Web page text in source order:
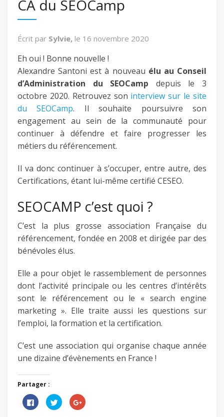
fb
twitter
keeg
CA du SEOCamp
Écrit par Sylvie, le 16 novembre 2020
Eh oui ! Bonne nouvelle !
Alexandre Santoni est à nouveau élu au Conseil
d’Administration du SEOCamp depuis le 3
octobre 2020. Retrouvez son interview sur le site
du SEOCamp. Il souhaite poursuivre son
engagement au sein de la communauté pour
continuer à défendre et faire progresser les
métiers du référencement.
Il va donc continuer à s’occuper, entre autre, des
Certifications, étant lui-même certifié CESEO.
SEOCAMP c’est quoi ?
C’est la plus grosse association Française du
référencement, fondée en 2008 et dirigée par des
bénévoles élus.
Elle a pour objet le rassemblement de personnes
dont l’activité principale ou les centres d’intérêts
sont le référencement ou le « search engine
marketing ». Elle traite aussi les questions sur
l’emploi, la formation et la certification.
C’est une association qui organise chaque année
une dizaine d’évènements en France !
Partager :
Cliquez
pour
partager
Cliquez
pour
partager
Cliquez
pour